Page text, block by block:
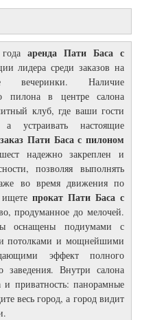
аренда Пати Баса с
лидера среди заказов на
вечеринки. Наличие
пилона в центре салона
клуб, где ваши гости
устраивать настоящие
заказ Пати Баса с пилоном
надежно закреплен и
позволяя выполнять
во время движения по
прокат Пати Баса с
продуманное до мелочей.
оснащены подиумами с
потолками и мощнейшими
эффект полного
заведения. Внутри салона
и приватность: панорамные
весь город, а город видит